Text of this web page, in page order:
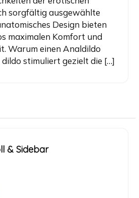
sorgfältig ausgewählte
Design bieten
maximalen Komfort und
Warum einen Analdildo
stimuliert gezielt die […]
& Sidebar